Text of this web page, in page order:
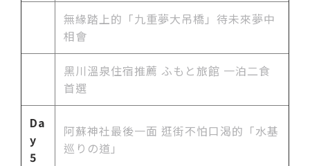
無緣踏上的「九重夢大吊橋」待未來夢中
相會
黑川溫泉住宿推薦 ふもと旅館 一泊二食
首選
Da
y
5
阿蘇神社最後一面 逛街不怕口渴的「水基
巡りの道」